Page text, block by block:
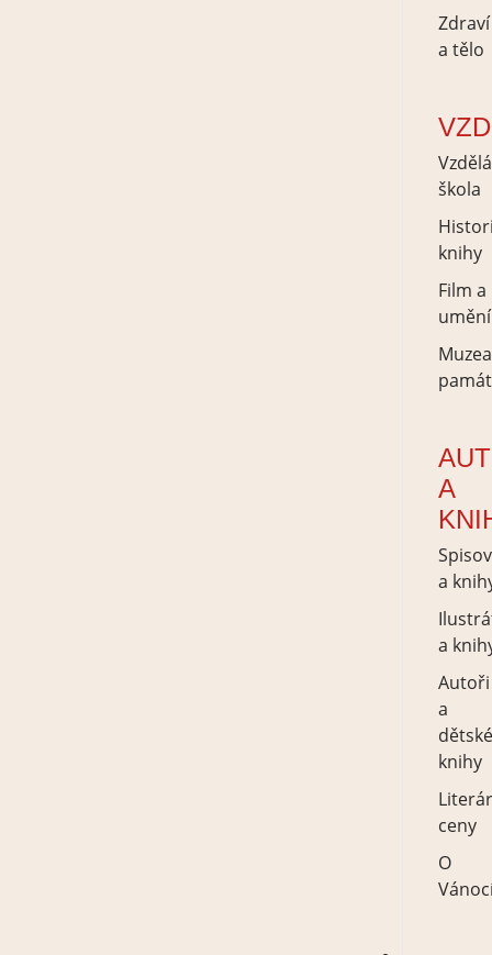
Zdraví
a tělo
škola
knihy
Film a
umění
A
a
a
Autoři
a
knihy
ceny
O